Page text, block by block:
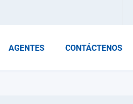
AGENTES CONTÁCTENOS